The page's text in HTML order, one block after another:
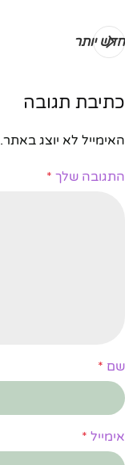
חדש יותר
כתיבת תגובה
האימייל לא יוצג באתר.
התגובה שלך *
שם *
אימייל *